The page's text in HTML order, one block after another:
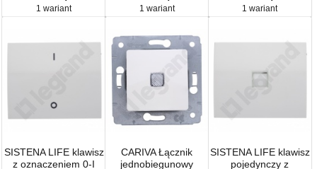
1 wariant 1 wariant 1 wariant
SISTENA LIFE klawisz
z oznaczeniem 0-I
CARIVA Łącznik
jednobiegunowy
SISTENA LIFE klawisz
pojedynczy z